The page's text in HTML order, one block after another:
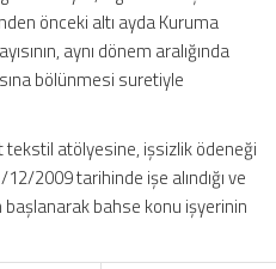
önceki altı ayda Kuruma
aynı dönem aralığında
bölünmesi suretiyle
tekstil atölyesine, işsizlik ödeneği
2009 tarihinde işe alındığı ve
başlanarak bahse konu işyerinin